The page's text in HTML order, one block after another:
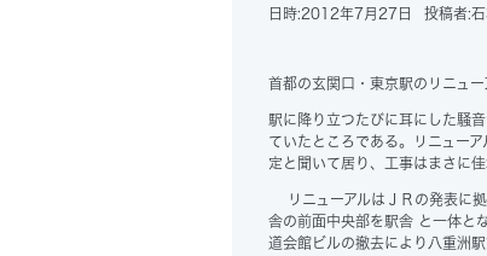
日時:2012年7月27日 投稿者:
首都の玄関口・東京駅のリニュー
駅に降り立つたびに耳にした騒
ていたところである。リニュー
定と聞いて居り、工事はまさに佳
リニューアルはＪＲの発表に
舎の前面中央部を駅舎 と一体と
道会館ビルの撤去により八重洲